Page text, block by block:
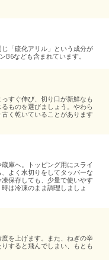
「硫化アリル」という成分が
なども含まれています。
すぐ伸び、切り口が新鮮なも
ものを選びましょう。やわら
く乾いていることがあります
庫へ。トッピング用にスライ
よく水切りをしてタッパーな
保存しても、少量で使いやす
は冷凍のまま調理しましょ
を上げます。また、ねぎの辛
すると飛んでしまい、もとも